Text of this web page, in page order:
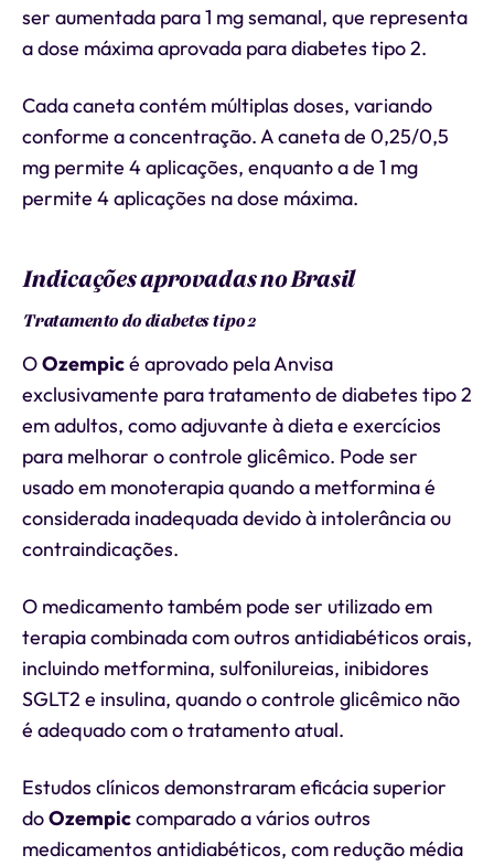
ser aumentada para 1 mg semanal, que representa
a dose máxima aprovada para diabetes tipo 2.
Cada caneta contém múltiplas doses, variando
conforme a concentração. A caneta de 0,25/0,5
mg permite 4 aplicações, enquanto a de 1 mg
permite 4 aplicações na dose máxima.
Indicações aprovadas no Brasil
Tratamento do diabetes tipo 2
OOzempicé aprovado pela Anvisa
exclusivamente para tratamento de diabetes tipo 2
em adultos, como adjuvante à dieta e exercícios
para melhorar o controle glicêmico. Pode ser
usado em monoterapia quando a metformina é
considerada inadequada devido à intolerância ou
contraindicações.
O medicamento também pode ser utilizado em
terapia combinada com outros antidiabéticos orais,
incluindo metformina, sulfonilureias, inibidores
SGLT2 e insulina, quando o controle glicêmico não
é adequado com o tratamento atual.
Estudos clínicos demonstraram eficácia superior
doOzempiccomparado a vários outros
medicamentos antidiabéticos, com redução média